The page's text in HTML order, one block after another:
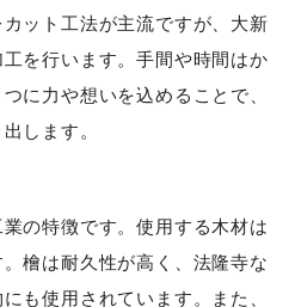
ット工法が主流ですが、大新
を行います。手間や時間はか
に力や想いを込めることで、
します。
の特徴です。使用する木材は
檜は耐久性が高く、法隆寺な
も使用されています。また、